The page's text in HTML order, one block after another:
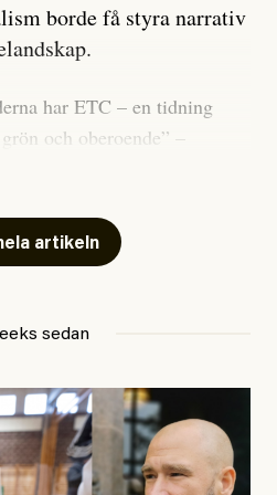
borde få styra narrativ
har ETC – en tidning
och oberoende” –
att vara en ”röd, grön och
vad är egentligen bra
. Enligt ingressen
vars ”bakgrund skapar
Problemet är att artikeln
artikeln
sedan